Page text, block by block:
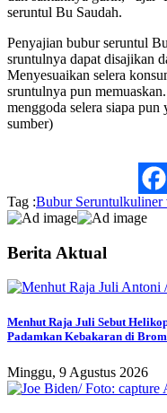
seruntul Bu Saudah.
Penyajian bubur seruntul
sruntulnya dapat disajikan
Menyesuaikan selera
sruntulnya pun
menggoda selera siapa
sumber)
Tag :Bubur Seruntulkuliner
Berita Aktual
Menhut Raja Juli Sebut
Padamkan Kebakaran di
Minggu, 9 Agustus 2026